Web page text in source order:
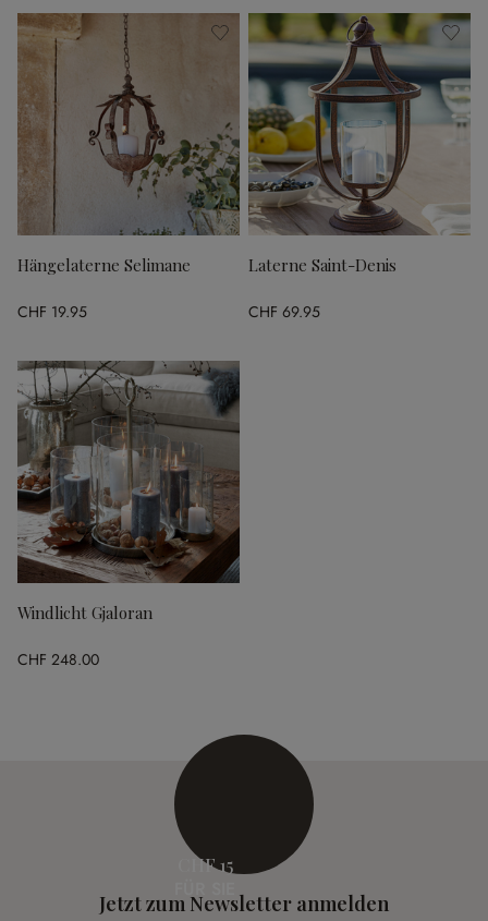
Hängelaterne Selimane
CHF 19.95
Laterne Saint-Denis
CHF 69.95
Windlicht Gjaloran
CHF 248.00
CHF 15
Jetzt zum Newsletter anmelden